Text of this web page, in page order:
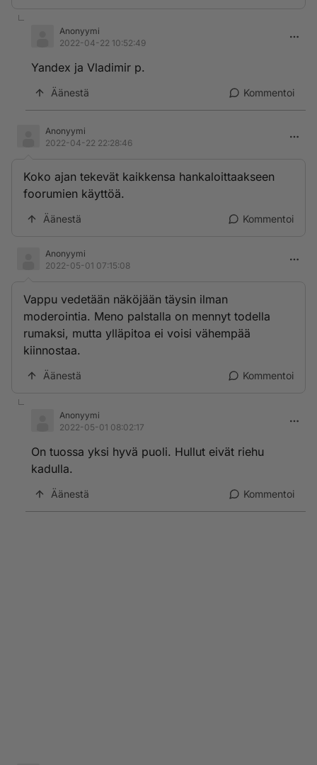
Anonyymi
2022-04-22 10:52:49
Yandex ja Vladimir p.
Äänestä Kommentoi
Anonyymi
2022-04-22 22:28:46
Koko ajan tekevät kaikkensa hankaloittaakseen
foorumien käyttöä.
Äänestä Kommentoi
Anonyymi
2022-05-01 07:15:08
Vappu vedetään näköjään täysin ilman
moderointia. Meno palstalla on mennyt todella
rumaksi, mutta ylläpitoa ei voisi vähempää
kiinnostaa.
Äänestä Kommentoi
Anonyymi
2022-05-01 08:02:17
On tuossa yksi hyvä puoli. Hullut eivät riehu
kadulla.
Äänestä Kommentoi